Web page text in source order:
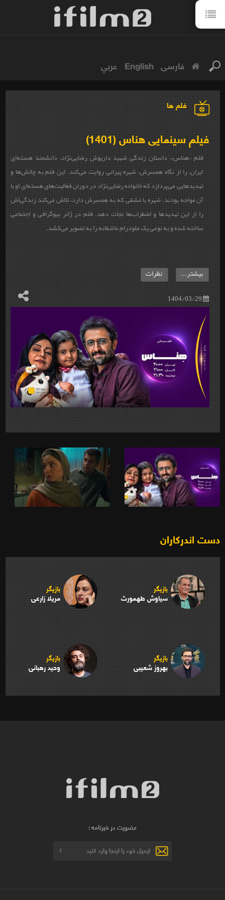
فارسی English عربي
فلم ها
فیلم سینمایی هناس (1401)
فلم «هناس»، داستان زندگی شهید داریوش رضایی‌نژاد، دانشمند هسته‌ای
ایران، را از نگاه همسرش، شهره پیرانی روایت می‌کند. این فلم به چالش‌ها و
تهدیدهایی می‌پردازد که خانواده رضایی‌نژاد در دوران فعالیت‌های هسته‌ای او با
آن مواجه بودند. شهره با عشقی که به همسرش دارد، تلاش می‌کند زندگی‌اش
را از این تهدیدها و اضطراب‌ها نجات دهد. فلم در ژانر بیوگرافی و اجتماعی
ساخته شده و به نوعی یک ملودرام عاشقانه را به تصویر می‌کشد.
1404/03/29
بیشتر... نظرات
دست اندرکاران
بازیگر
سیاوش طهمورث
بازیگر
مریلا زارعی
بازیگر
بهروز شعیبی
بازیگر
وحید رهبانی
عضویت در خبرنامه :